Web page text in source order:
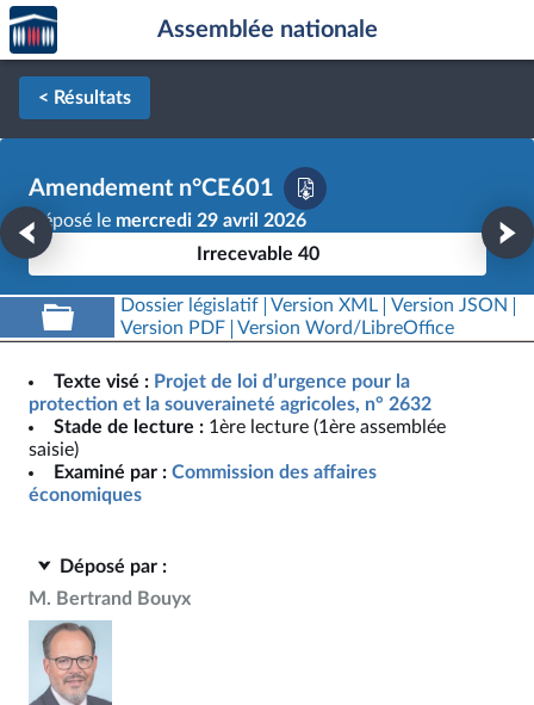
Aller au contenu
Aller en bas de la page
Accèder
à la
page
d'accueil
Assemblée nationale
< Résultats
Amendement n°CE601
Déposé le mercredi 29 avril 2026
Irrecevable 40
Dossier législatif Version XML
Version JSON
Version PDF
Version Word/LibreOffice
Texte visé : Projet de loi d’urgence pour la
protection et la souveraineté agricoles, n° 2632
Stade de lecture : 1ère lecture (1ère assemblée
saisie)
Examiné par : Commission des affaires
économiques
Déposé par :
M. Bertrand Bouyx